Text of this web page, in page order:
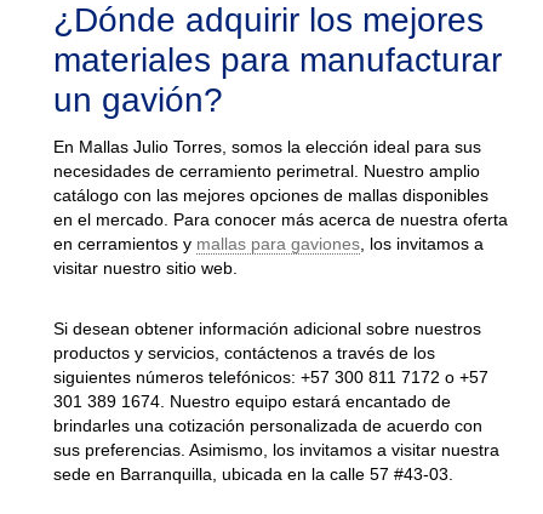
¿Dónde adquirir los mejores
materiales para manufacturar
un gavión?
En Mallas Julio Torres, somos la elección ideal para sus
necesidades de cerramiento perimetral. Nuestro amplio
catálogo con las mejores opciones de mallas disponibles
en el mercado. Para conocer más acerca de nuestra oferta
en cerramientos y mallas para gaviones, los invitamos a
visitar nuestro sitio web.
Si desean obtener información adicional sobre nuestros
productos y servicios, contáctenos a través de los
siguientes números telefónicos: +57 300 811 7172 o +57
301 389 1674. Nuestro equipo estará encantado de
brindarles una cotización personalizada de acuerdo con
sus preferencias. Asimismo, los invitamos a visitar nuestra
sede en Barranquilla, ubicada en la calle 57 #43-03.